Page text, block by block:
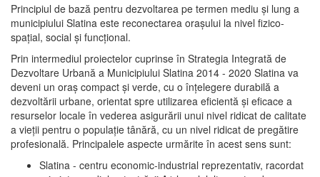
Principiul de bază pentru dezvoltarea pe termen mediu şi lung a
municipiului Slatina este reconectarea oraşului la nivel fizico-
spaţial, social şi funcţional.
Prin intermediul proiectelor cuprinse în Strategia Integrată de
Dezvoltare Urbană a Municipiului Slatina 2014 - 2020 Slatina va
deveni un oraş compact şi verde, cu o înţelegere durabilă a
dezvoltării urbane, orientat spre utilizarea eficientă şi eficace a
resurselor locale în vederea asigurării unui nivel ridicat de calitate
a vieţii pentru o populaţie tânără, cu un nivel ridicat de pregătire
profesională. Principalele aspecte urmărite în acest sens sunt:
Slatina - centru economic-industrial reprezentativ, racordat